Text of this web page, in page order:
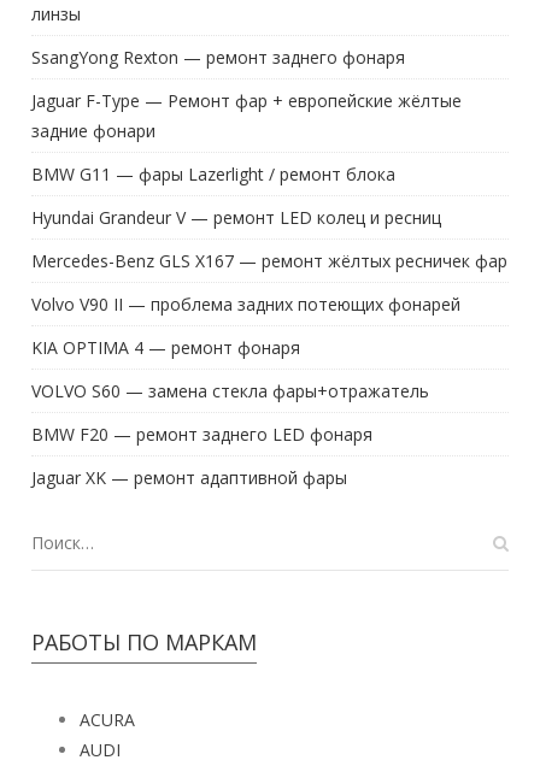
линзы
SsangYong Rexton — ремонт заднего фонаря
Jaguar F-Type — Ремонт фар + европейские жёлтые
задние фонари
BMW G11 — фары Lazerlight / ремонт блока
Hyundai Grandeur V — ремонт LED колец и ресниц
Mercedes-Benz GLS X167 — ремонт жёлтых ресничек фар
Volvo V90 II — проблема задних потеющих фонарей
KIA OPTIMA 4 — ремонт фонаря
VOLVO S60 — замена стекла фары+отражатель
BMW F20 — ремонт заднего LED фонаря
Jaguar XK — ремонт адаптивной фары
РАБОТЫ ПО МАРКАМ
ACURA
AUDI